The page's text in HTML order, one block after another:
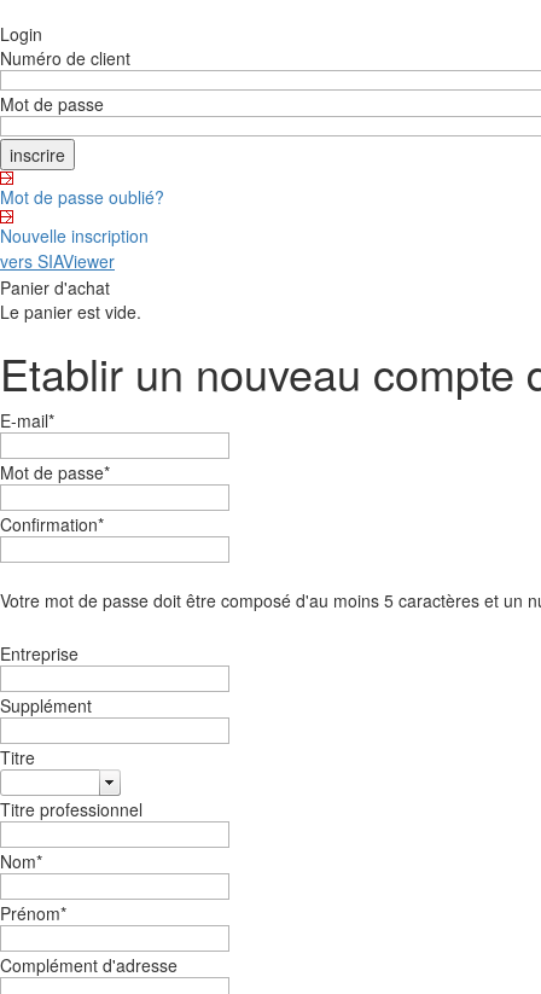
Login
Numéro de client
Mot de passe
Mot de passe oublié?
Nouvelle inscription
vers SIAViewer
Panier d'achat
Le panier est vide.
Etablir un nouveau compte
E-mail*
Mot de passe*
Confirmation*
Votre mot de passe doit être composé d'au moins 5 caractères et un
Entreprise
Supplément
Titre
Titre professionnel
Nom*
Prénom*
Complément d'adresse